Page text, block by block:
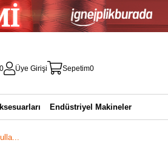
0 Üye Girişi Sepetim0
Endüstriyel Makineler